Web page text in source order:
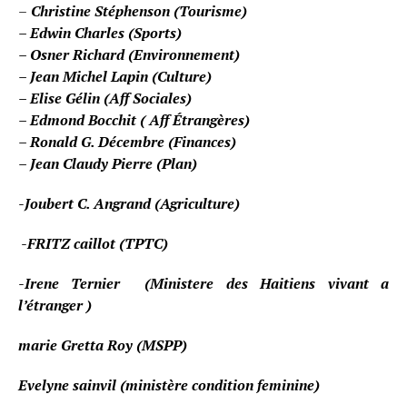
– Christine Stéphenson (Tourisme)
– Edwin Charles (Sports)
– Osner Richard (Environnement)
– Jean Michel Lapin (Culture)
– Elise Gélin (Aff Sociales)
– Edmond Bocchit ( Aff Étrangères)
– Ronald G. Décembre (Finances)
– Jean Claudy Pierre (Plan)
-Joubert C. Angrand (Agriculture)
-FRITZ caillot (TPTC)
-Irene Ternier (Ministere des Haitiens vivant a
l’étranger )
marie Gretta Roy (MSPP)
Evelyne sainvil (ministère condition feminine)